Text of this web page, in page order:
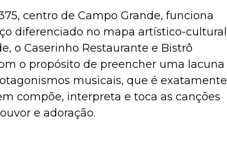
centro de Campo Grande, funciona
diferenciado no mapa artístico-cultural
o Caserinho Restaurante e Bistrô
o propósito de preencher uma lacuna
musicais, que é exatamente
compõe, interpreta e toca as canções
e adoração.